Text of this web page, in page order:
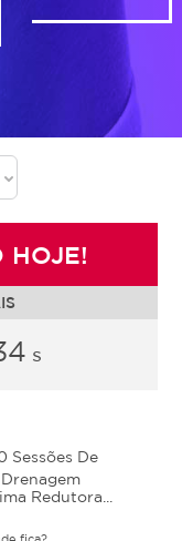
HOJE!
Sessões De
Redutora...